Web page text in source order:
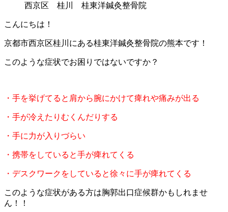
西京区 桂川 桂東洋鍼灸整骨院
こんにちは！
京都市西京区桂川にある桂東洋鍼灸整骨院の熊本です！
このような症状でお困りではないですか？
・手を挙げてると肩から腕にかけて痺れや痛みが出る
・手が冷えたりむくんだりする
・手に力が入りづらい
・携帯をしていると手が痺れてくる
・デスクワークをしていると徐々に手が痺れてくる
このような症状がある方は胸郭出口症候群かもしれませ
ん！！